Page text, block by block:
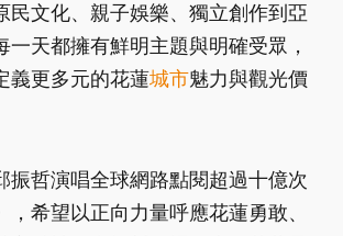
民文化、親子娛樂、獨立創作到亞
一天都擁有鮮明主題與明確受眾，
義更多元的花蓮城市魅力與觀光價
振哲演唱全球網路點閱超過十億次
，希望以正向力量呼應花蓮勇敢、